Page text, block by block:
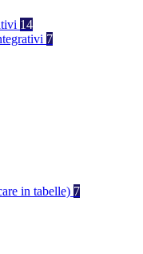
14
7
in tabelle) 7